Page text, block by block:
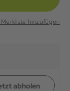
hinzufügen
abholen